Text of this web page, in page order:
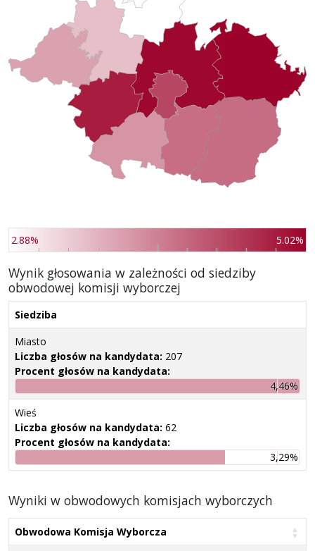
2.88% 5.02%
Wynik głosowania w zależności od siedziby
obwodowej komisji wyborczej
Siedziba
Miasto
Liczba głosów na kandydata: 207
Procent głosów na kandydata:
4,46%
Wieś
Liczba głosów na kandydata: 62
Procent głosów na kandydata:
3,29%
Wyniki w obwodowych komisjach wyborczych
Obwodowa Komisja Wyborcza